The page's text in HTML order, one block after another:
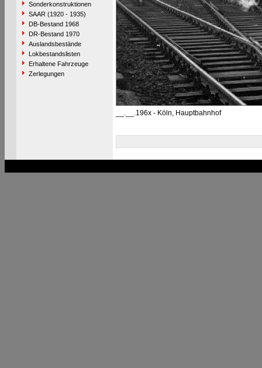
Sonderkonstruktionen
SAAR (1920 - 1935)
DB-Bestand 1968
DR-Bestand 1970
Auslandsbestände
Lokbestandslisten
Erhaltene Fahrzeuge
Zerlegungen
__.__.196x - Köln, Hauptbahnhof